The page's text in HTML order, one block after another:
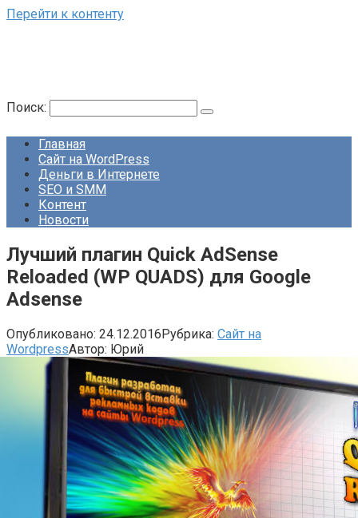
Перейти к контенту
Поиск:
Главная
Сайт на WordPress
Деньги в Интернете
SEO и SMM
Контент
Новости
Лучший плагин Quick AdSense
Reloaded (WP QUADS) для Google
Adsense
Опубликовано: 24.12.2016Рубрика: Сайт на
WordpressАвтор: Юрий